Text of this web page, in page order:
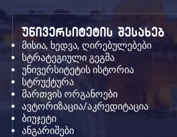
უნივერსიტეტის შესახებ
მისია, ხედვა, ღირებულებები
სტრატეგიული გეგმა
უნივერსიტეტის ისტორია
სტრუქტურა
მართვის ორგანოები
ავტორიზაცია/აკრედიტაცია
ბიუჯეტი
ანგარიშები